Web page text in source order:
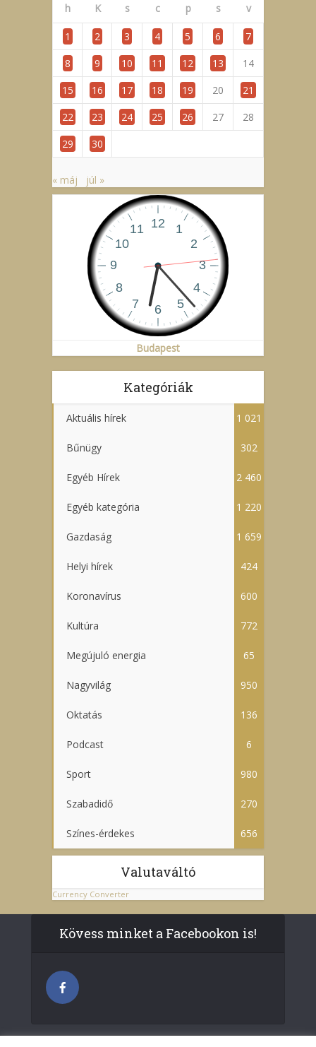
h K s c p s v
1 2 3 4 5 6
7
8
9 10 11 12 13
14
15
16 17 18 19 20
21
22
23 24 25 26 27
28
29
30
« máj júl »
Budapest
Kategóriák
Aktuális hírek 1 021
Bűnügy 302
Egyéb Hírek 2 460
Egyéb kategória 1 220
Gazdaság 1 659
Helyi hírek 424
Koronavírus 600
Kultúra 772
Megújuló energia 65
Nagyvilág 950
Oktatás 136
Podcast 6
Sport 980
Szabadidő 270
Színes-érdekes 656
Valutaváltó
Currency Converter
Kövess minket a Facebookon is!